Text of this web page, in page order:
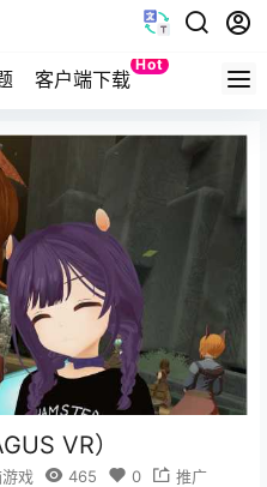
客户端下载
Hot
Quest
VR）
戏 465 0 推广